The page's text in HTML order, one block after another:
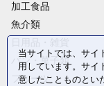
加工食品
魚介類
パン・菓子類
フルーツ
当サイトでは、サイ
用しています。サイ
意したことものとい